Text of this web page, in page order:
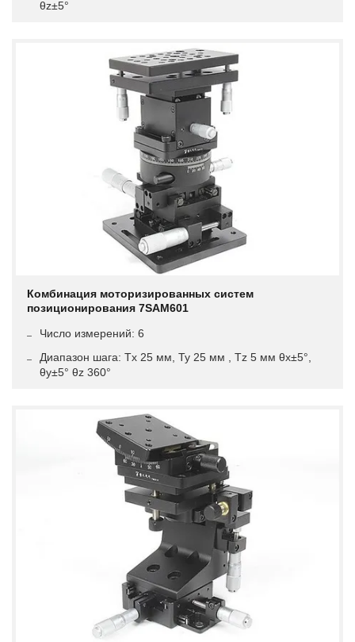
θz±5°
Комбинация моторизированных систем
позиционирования 7SAM601
Число измерений: 6
Диапазон шага: Tx 25 мм, Ty 25 мм , Tz 5 мм θx±5°,
θy±5° θz 360°